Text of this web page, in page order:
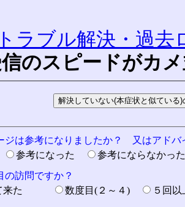
ラブル解決・過去
のスピードがカ
ジは参考になりましたか？ 又はアドバ
参考になった
参考にならなか
の訪問ですか？
て来た
数度目(２～４) ５回